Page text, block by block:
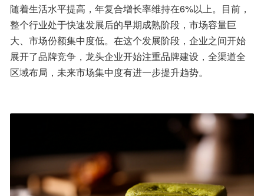
随着生活水平提高，年复合增长率维持在6%以上。目前，
整个行业处于快速发展后的早期成熟阶段，市场容量巨
大、市场份额集中度低。在这个发展阶段，企业之间开始
展开了品牌竞争，龙头企业开始注重品牌建设，全渠道全
区域布局，未来市场集中度有进一步提升趋势。